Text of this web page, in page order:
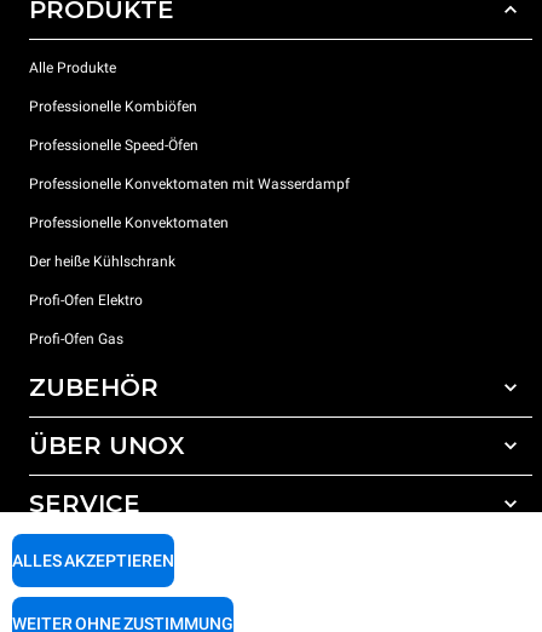
PRODUKTE
Alle Produkte
Professionelle Kombiöfen
Professionelle Speed-Öfen
Professionelle Konvektomaten mit Wasserdampf
Professionelle Konvektomaten
Der heiße Kühlschrank
Profi-Ofen Elektro
Profi-Ofen Gas
ZUBEHÖR
Gesamtes Zubehör
Wasseraufbereitung mit Kunstharzfiltern
Wasseraufbereitung durch Umkehrosmose
ÜBER UNOX
Unsere Standorte weltweit
SERVICE
Unox garantie
Händler Suche
ALLES AKZEPTIEREN
WEITER OHNE ZUSTIMMUNG